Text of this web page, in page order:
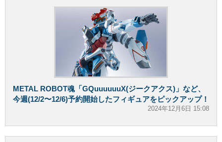
METAL ROBOT魂「GQuuuuuuX(ジークアクス)」など、
今週(12/2〜12/6)予約開始したフィギュアをピックアップ！
2024年12月6日 15:08